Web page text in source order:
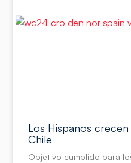
Los Hispanos
Chile
Objetivo cumplido para